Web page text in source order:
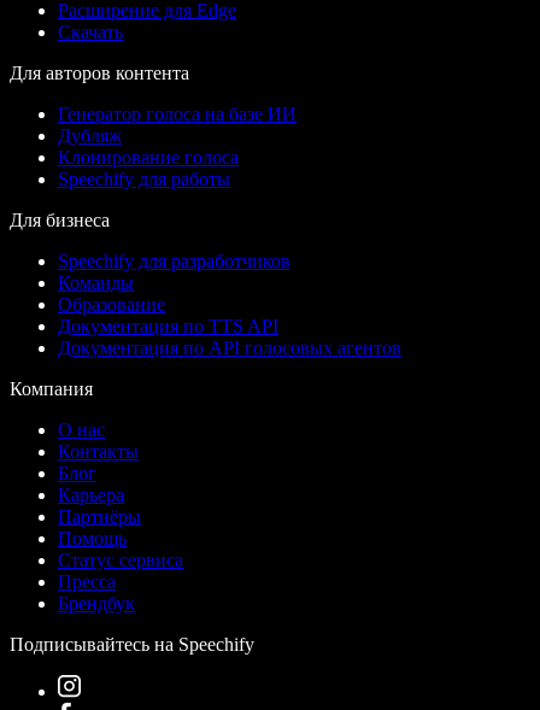
Расширение для Edge
Скачать
Для авторов контента
Генератор голоса на базе ИИ
Дубляж
Клонирование голоса
Speechify для работы
Для бизнеса
Speechify для разработчиков
Команды
Образование
Документация по TTS API
Документация по API голосовых агентов
Компания
О нас
Контакты
Блог
Карьера
Партнёры
Помощь
Статус сервиса
Пресса
Брендбук
Подписывайтесь на Speechify